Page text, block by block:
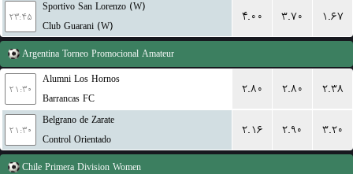
۲۳:۴۵
Sportivo San Lorenzo (W)
Club Guarani (W)
۴.۰۰ ۳.۷۰ ۱.۶۷
Argentina Torneo Promocional Amateur
۲۱:۳۰
Alumni Los Hornos
Barrancas FC
۲.۸۰ ۲.۸۰ ۲.۳۸
۲۱:۳۰
Belgrano de Zarate
Control Orientado
۲.۱۶ ۲.۹۰ ۳.۲۰
Chile Primera Division Women